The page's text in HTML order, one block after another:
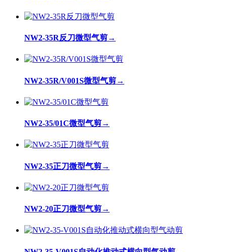
NW2-35R反刀微型气剪→
NW2-35R/V001S微型气剪→
NW2-35/01C微型气剪→
NW2-35正刀微型气剪→
NW2-20正刀微型气剪→